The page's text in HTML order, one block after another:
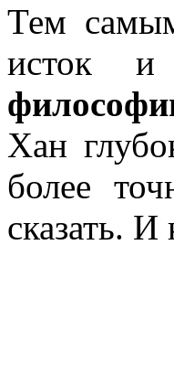
Тем
исток
Хан
более
сказать. И